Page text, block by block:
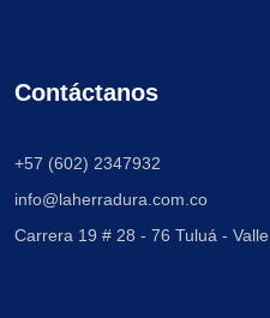
Contáctanos
+57 (602) 2347932
info@laherradura.com.co
Carrera 19 # 28 - 76 Tuluá - Valle